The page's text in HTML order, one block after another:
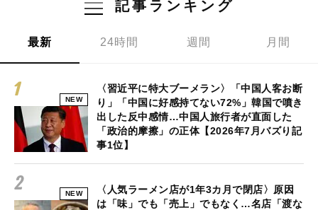
記事ランキング
最新 24時間 週間 月間
NEW
〈習近平に特大ブーメラン〉「中国人客お断
り」「中国に好感持てない72%」韓国で噴き
出した反中感情…中国人旅行者が直面した
「政治的摩擦」の正体【2026年7月バズり記
事1位】
NEW
〈人気ラーメン店が1年3カ月で閉店〉原因
は「味」でも「売上」でもなく…名店「渡な